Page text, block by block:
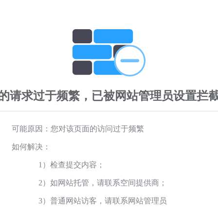
请求过于频繁，已被网站管理员设置拦
可能原因：您对该页面的访问过于频繁
如何解决：
1）检查提交内容；
2）如网站托管，请联系空间提供商；
3）普通网站访客，请联系网站管理员